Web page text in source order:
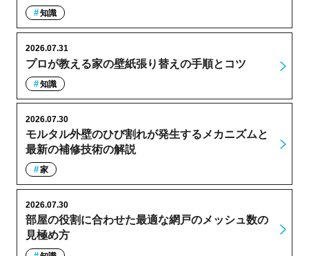
知識
プロが教える家の壁紙張り替えの手順とコツ
2026.07.31
知識
モルタル外壁のひび割れが発生するメカニズムと
最新の補修技術の解説
2026.07.30
家
部屋の役割に合わせた最適な網戸のメッシュ数の
見極め方
2026.07.30